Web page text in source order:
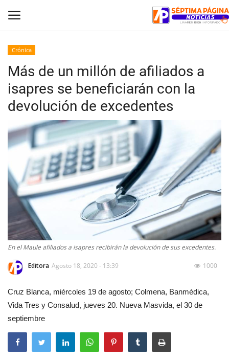
Inicio
Crónica
Policial
Tribunales
Deporte
Política
Espectáculos
Crónica
Más de un millón de afiliados a
isapres se beneficiarán con la
devolución de excedentes
En el Maule afiliados a isapres recibirán la devolución de sus excedentes.
Editora Agosto 18, 2020 - 13:39 1000
Cruz Blanca, miércoles 19 de agosto; Colmena, Banmédica,
Vida Tres y Consalud, jueves 20. Nueva Masvida, el 30 de
septiembre